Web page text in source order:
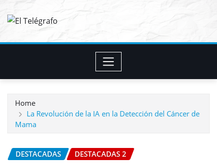
Home
La Revolución de la IA en la Detección del Cáncer de
Mama
DESTACADAS DESTACADAS 2